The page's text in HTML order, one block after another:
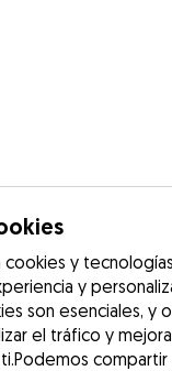
y
y
son esenciales, y
el tráfico y